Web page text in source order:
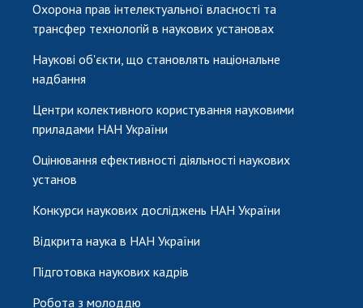
Охорона прав інтелектуальної власності та
трансфер технологій в наукових установах
Наукові об'єкти, що становлять національне
надбання
Центри колективного користування науковими
приладами НАН України
Оцінювання ефективності діяльності наукових
установ
Конкурси наукових досліджень НАН України
Відкрита наука в НАН України
Підготовка наукових кадрів
Робота з молоддю